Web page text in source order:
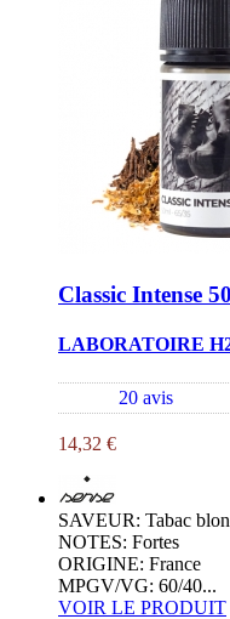
Classic Intense
LABORATOIRE
20 avis
14,32 €
SAVEUR: Tabac
NOTES: Fortes
ORIGINE: France
MPGV/VG: 60/40...
VOIR LE PRODUIT